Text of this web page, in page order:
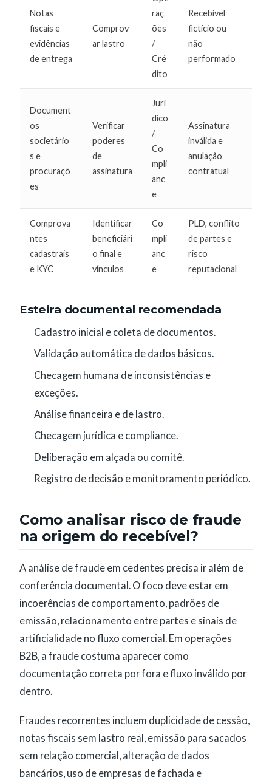
Notas
fiscais e
evidências
de entrega
Comprov
ar lastro
raç
ões
/
Cré
dito
Recebível
fictício ou
não
performado
Document
os
societário
s e
procuraçõ
es
Verificar
poderes
de
assinatura
Jurí
dico
/
Co
mpli
anc
e
Assinatura
inválida e
anulação
contratual
Comprova
ntes
cadastrais
e KYC
Identificar
beneficiári
o final e
vínculos
Co
mpli
anc
e
PLD, conflito
de partes e
risco
reputacional
Esteira documental recomendada
Cadastro inicial e coleta de documentos.
Validação automática de dados básicos.
Checagem humana de inconsistências e
exceções.
Análise financeira e de lastro.
Checagem jurídica e compliance.
Deliberação em alçada ou comitê.
Registro de decisão e monitoramento periódico.
Como analisar risco de fraude
na origem do recebível?
A análise de fraude em cedentes precisa ir além de
conferência documental. O foco deve estar em
incoerências de comportamento, padrões de
emissão, relacionamento entre partes e sinais de
artificialidade no fluxo comercial. Em operações
B2B, a fraude costuma aparecer como
documentação correta por fora e fluxo inválido por
dentro.
Fraudes recorrentes incluem duplicidade de cessão,
notas fiscais sem lastro real, emissão para sacados
sem relação comercial, alteração de dados
bancários, uso de empresas de fachada e